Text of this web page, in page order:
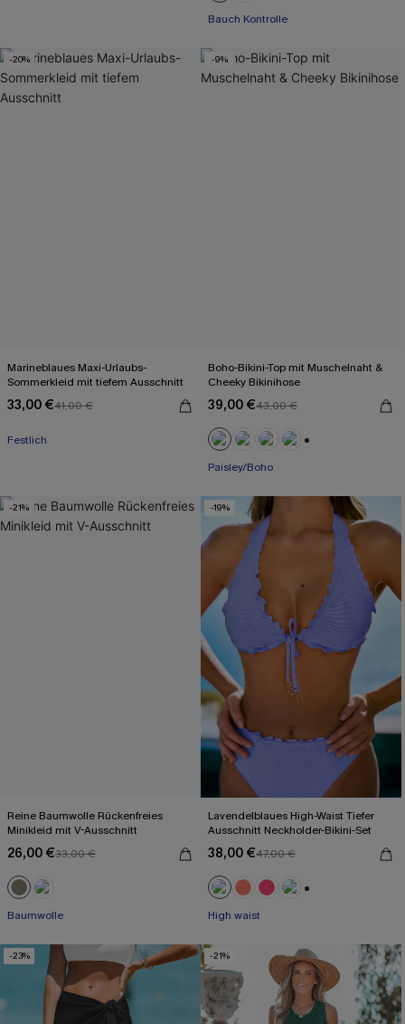
Bauch Kontrolle
-20%
Marineblaues Maxi-Urlaubs-
Sommerkleid mit tiefem Ausschnitt
33,00 €41,00 €
Mit Gratis-Maßband
-9%
Boho-Bikini-Top mit Muschelnaht &
Cheeky Bikinihose
39,00 €43,00 €
Paisley/Boho
-21%
Reine Baumwolle Rückenfreies
Minikleid mit V-Ausschnitt
26,00 €33,00 €
Baumwolle
-19%
Lavendelblaues High-Waist Tiefer
Ausschnitt Neckholder-Bikini-Set
38,00 €47,00 €
High waist
-23% -21%